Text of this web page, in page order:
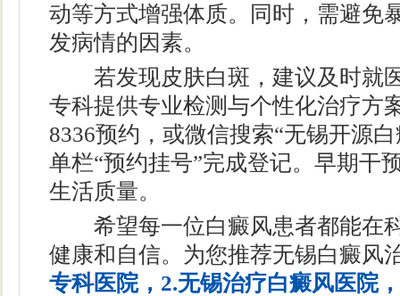
动等方式增强体质。同时，需避免
发病情的因素。
若发现皮肤白斑，建议及时就
专科提供专业检测与个性化治疗方
8336预约，或微信搜索“无锡开源
单栏“预约挂号”完成登记。早期干
生活质量。
希望每一位白癜风患者都能在
健康和自信。为您推荐无锡白癜风
专科医院，2.无锡治疗白癜风医院